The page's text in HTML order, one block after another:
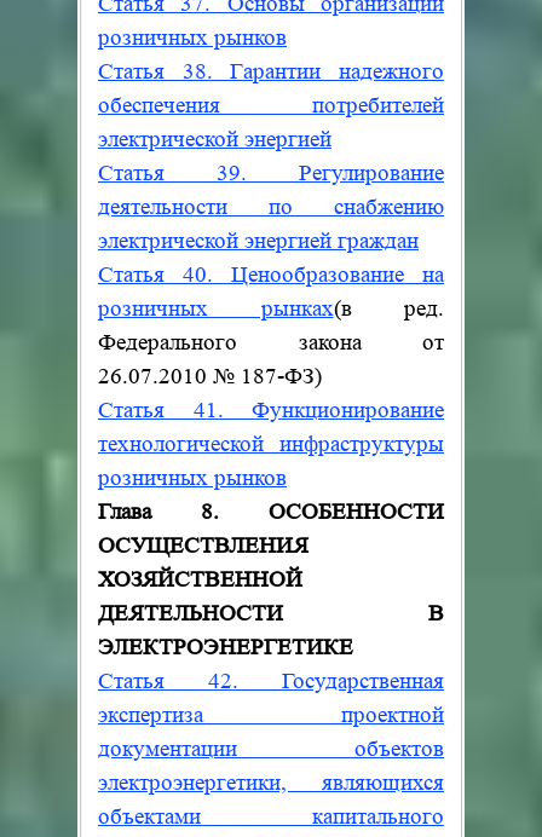
розничных рынков
Статья 38. Гарантии надежного
обеспечения потребителей
электрической энергией
Статья 39. Регулирование
деятельности по снабжению
электрической энергией граждан
Статья 40. Ценообразование на
розничных рынках(в ред.
Федерального закона от
26.07.2010 № 187-ФЗ)
Статья 41. Функционирование
технологической инфраструктуры
розничных рынков
Глава 8. ОСОБЕННОСТИ
ОСУЩЕСТВЛЕНИЯ
ХОЗЯЙСТВЕННОЙ
ДЕЯТЕЛЬНОСТИ В
ЭЛЕКТРОЭНЕРГЕТИКЕ
Статья 42. Государственная
экспертиза проектной
документации объектов
электроэнергетики, являющихся
объектами капитального